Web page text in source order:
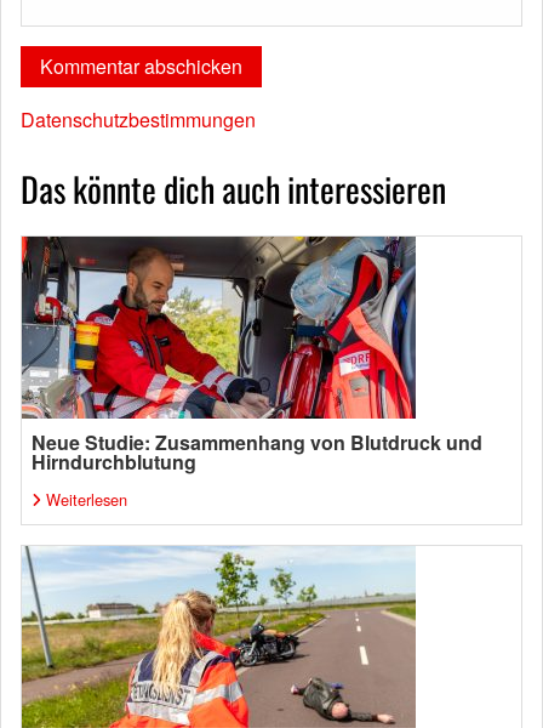
Datenschutzbestimmungen
Das könnte dich auch interessieren
Neue Studie: Zusammenhang von Blutdruck und
Hirndurchblutung
Weiterlesen